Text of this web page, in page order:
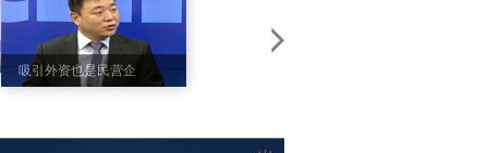
访英菲尼迪中国区
理戴雷
吸引外资也是民营企